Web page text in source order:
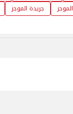
الموجز جريدة الموجز